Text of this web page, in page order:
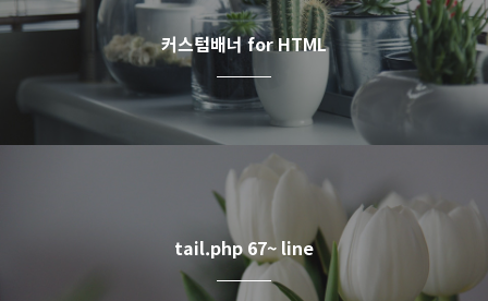
커스텀배너 for HTML
tail.php 67~ line